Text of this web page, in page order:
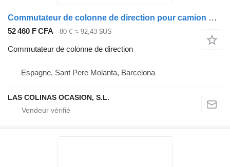
Commutateur de colonne de direction pour camion Nissan NT400 CABSTAR
52 460 F CFA 80 € ≈ 92,43 $US
Commutateur de colonne de direction
Espagne, Sant Pere Molanta, Barcelona
LAS COLINAS OCASION, S.L.